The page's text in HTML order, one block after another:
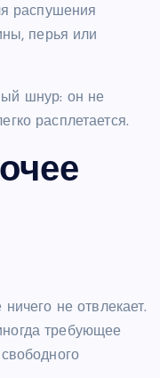
распушения
перья или
шнур: он не
расплетается.
ничего не отвлекает.
требующее